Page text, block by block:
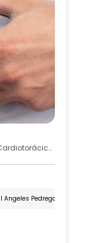
Cirugía Cardiotorácica, Cirugía Cardiotorácica Pediátrica, Cirugía Cardiovascular
Angeles Pedregal